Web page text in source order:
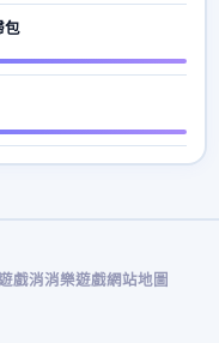
包
戲消消樂遊戲網站地圖